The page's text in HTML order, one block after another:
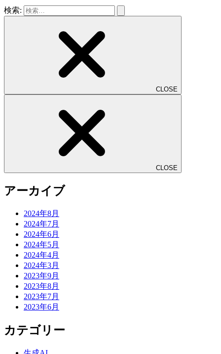
検索:
CLOSE
CLOSE
アーカイブ
2024年8月
2024年7月
2024年6月
2024年5月
2024年4月
2024年3月
2023年9月
2023年8月
2023年7月
2023年6月
カテゴリー